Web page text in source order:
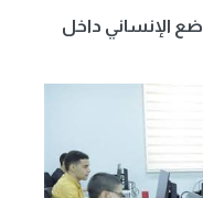
الإنساني داخل